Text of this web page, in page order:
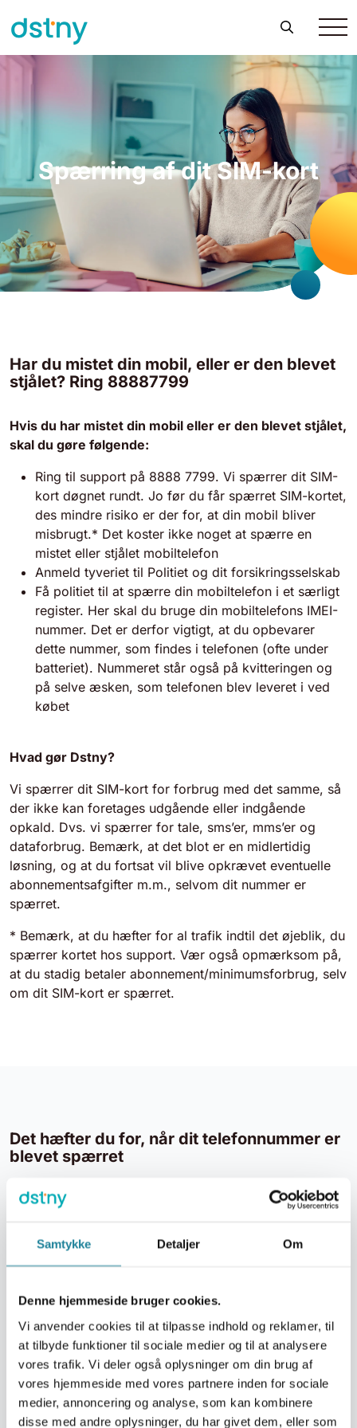
Samtykke Detaljer Om
Denne hjemmeside bruger cookies.
Vi anvender cookies til at tilpasse indhold og reklamer, til
at tilbyde funktioner til sociale medier og til at analysere
vores trafik. Vi deler også oplysninger om din brug af
vores hjemmeside med vores partnere inden for sociale
medier, annoncering og analyse, som kan kombinere
disse med andre oplysninger, du har givet dem, eller som
Spærring af dit SIM-kort
Har du mistet din mobil, eller er den blevet
stjålet? Ring 88887799
Hvis du har mistet din mobil eller er den blevet stjålet,
skal du gøre følgende:
Ring til support på 8888 7799. Vi spærrer dit SIM-
kort døgnet rundt. Jo før du får spærret SIM-kortet,
des mindre risiko er der for, at din mobil bliver
misbrugt.* Det koster ikke noget at spærre en
mistet eller stjålet mobiltelefon
Anmeld tyveriet til Politiet og dit forsikringsselskab
Få politiet til at spærre din mobiltelefon i et særligt
register. Her skal du bruge din mobiltelefons IMEI-
nummer. Det er derfor vigtigt, at du opbevarer
dette nummer, som findes i telefonen (ofte under
batteriet). Nummeret står også på kvitteringen og
på selve æsken, som telefonen blev leveret i ved
købet
Hvad gør Dstny?
Vi spærrer dit SIM-kort for forbrug med det samme, så
der ikke kan foretages udgående eller indgående
opkald. Dvs. vi spærrer for tale, sms’er, mms’er og
dataforbrug. Bemærk, at det blot er en midlertidig
løsning, og at du fortsat vil blive opkrævet eventuelle
abonnementsafgifter m.m., selvom dit nummer er
spærret.
* Bemærk, at du hæfter for al trafik indtil det øjeblik, du
spærrer kortet hos support. Vær også opmærksom på,
at du stadig betaler abonnement/minimumsforbrug, selv
om dit SIM-kort er spærret.
Det hæfter du for, når dit telefonnummer er
blevet spærret
Er din mobil blevet stjålet, gælder Lov om
kort sidestilles med et dankort, og at du hæfter for op
den, der har misbrugt din telefon, og at du har
opdaget, at den er væk. I tilfælde af groft uagtsomt
brug hæfter du for op til 8.000,- kr. og ubegrænset i
tilfælde af, du har handlet svigagtigt.
Genåbning af et spærret kort